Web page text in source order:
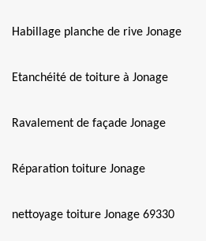
Habillage planche de rive Jonage
Etanchéité de toiture à Jonage
Ravalement de façade Jonage
Réparation toiture Jonage
nettoyage toiture Jonage 69330